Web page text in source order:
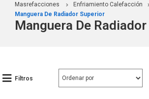
Masrefacciones Enfriamiento Calefacción
Manguera De Radiador Superior
Manguera De
Filtros